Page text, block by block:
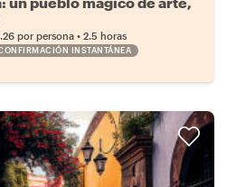
por persona • 2.5 horas
INSTANTÁNEA